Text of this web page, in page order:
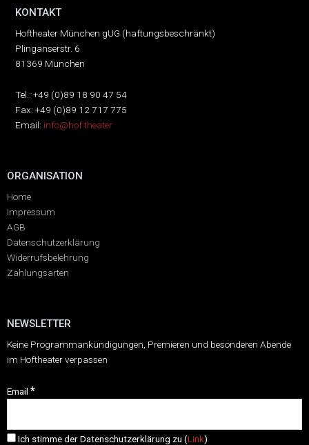
KONTAKT
Hoftheater München gUG (haftungsbeschränkt)
Plinganserstr. 6
81369 München
Tel.: +49 (0)89 18 90 47 54
Fax: +49 (0)89 12 717 775
Email: info@hof.theater
ORGANISATION
Home
Impressum
AGB
Datenschutzerklärung
Widerrufsbelehrung
Zahlungsarten
NEWSLETTER
Keine Programmankündigungen, Premieren und besonderen Abende
im Hoftheater verpassen
Email *
Ich stimme der Datenschutzerklärung zu (Link)